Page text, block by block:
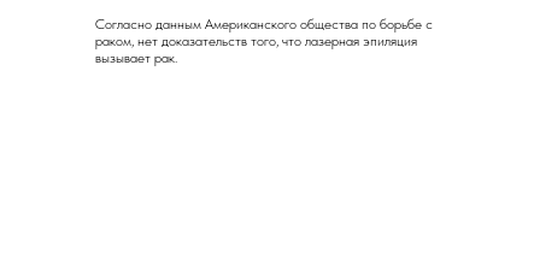
Согласно данным Американского общества по борьбе с
раком, нет доказательств того, что лазерная эпиляция
вызывает рак.